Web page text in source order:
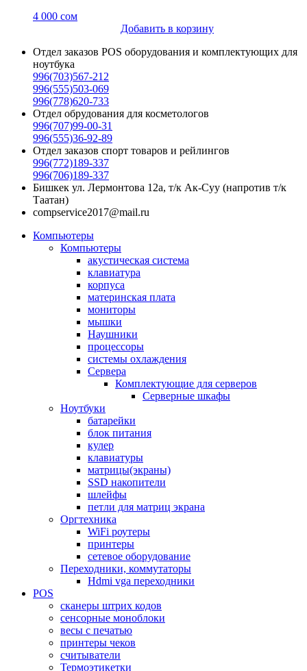
4 000 сом
Добавить в корзину
Отдел заказов POS оборудования и комплектующих для
ноутбука
996(703)567-212
996(555)503-069
996(778)620-733
Отдел обрудования для косметологов
996(707)99-00-31
996(555)36-92-89
Отдел заказов спорт товаров и рейлингов
996(772)189-337
996(706)189-337
Бишкек ул. Лермонтова 12а, т/к Ак-Суу (напротив т/к
Таатан)
compservice2017@mail.ru
Компьютеры
Компьютеры
акустическая система
клавиатура
корпуса
материнская плата
мониторы
мышки
Наушники
процессоры
системы охлаждения
Сервера
Комплектующие для серверов
Серверные шкафы
Ноутбуки
батарейки
блок питания
кулер
клавиатуры
матрицы(экраны)
SSD накопители
шлейфы
петли для матриц экрана
Оргтехника
WiFi роутеры
принтеры
сетевое оборудование
Переходники, коммутаторы
Hdmi vga переходники
POS
сканеры штрих кодов
сенсорные моноблоки
весы с печатью
принтеры чеков
считыватели
Термоэтикетки